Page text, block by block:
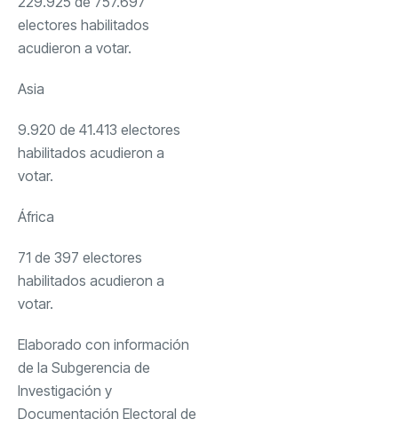
electores habilitados
acudieron a votar.
Asia
9.920 de 41.413 electores
habilitados acudieron a
votar.
África
71 de 397 electores
habilitados acudieron a
votar.
Elaborado con información
de la Subgerencia de
Investigación y
Documentación Electoral de